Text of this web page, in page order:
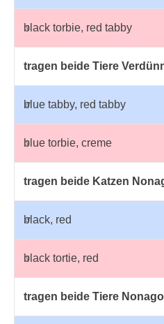
♀
black torbie, red tabby
tragen beide Tiere
♂
blue tabby, red tabby
♀
blue torbie, creme
tragen beide Katzen
♂
black, red
♀
black tortie, red
tragen beide Tiere